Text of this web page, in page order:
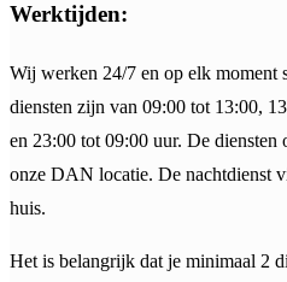
Werktijden:
Wij werken 24/7 en op elk moment
diensten zijn van 09:00 tot 13:00,
en 23:00 tot 09:00 uur. De diensten
onze DAN locatie. De nachtdienst
huis.
Het is belangrijk dat je minimaal 2